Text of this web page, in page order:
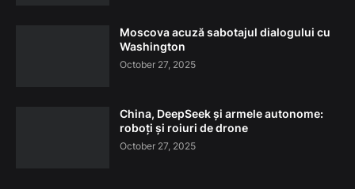
Moscova acuză sabotajul dialogului cu
Washington
October 27, 2025
China, DeepSeek și armele autonome:
roboți și roiuri de drone
October 27, 2025